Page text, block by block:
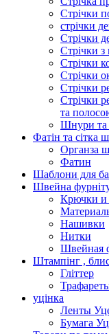
Стрічки
стрічки
Стрічки
Стрічки з
Стрічки
Стрічки
Стрічки
Стрічки
та
Шнури та
Фатін та сітка
Органза
Фатин
Шаблони для
Швейна
Крючки и
Нашивки
Нитки
Швейная
Штампінг ,
Гліттер
уцінка
Ленты
Бумага